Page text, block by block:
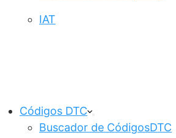
IAT
Códigos DTC
Buscador de CódigosDTC